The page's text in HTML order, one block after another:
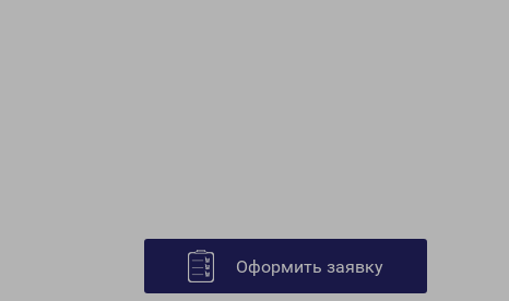
Оформить заявку